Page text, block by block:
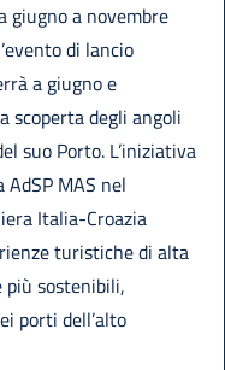
giugno a novembre
di lancio
a giugno e
scoperta degli angoli
suo Porto. L’iniziativa
MAS nel
Italia-Croazia
turistiche di alta
sostenibili,
porti dell’alto